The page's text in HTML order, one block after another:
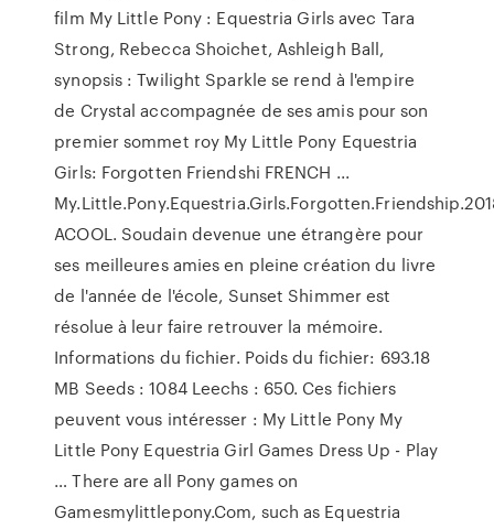
film My Little Pony : Equestria Girls avec Tara
Strong, Rebecca Shoichet, Ashleigh Ball,
synopsis : Twilight Sparkle se rend à l'empire
de Crystal accompagnée de ses amis pour son
premier sommet roy My Little Pony Equestria
Girls: Forgotten Friendshi FRENCH ...
ACOOL. Soudain devenue une étrangère pour
ses meilleures amies en pleine création du livre
de l'année de l'école, Sunset Shimmer est
résolue à leur faire retrouver la mémoire.
Informations du fichier. Poids du fichier: 693.18
MB Seeds : 1084 Leechs : 650. Ces fichiers
peuvent vous intéresser : My Little Pony My
Little Pony Equestria Girl Games Dress Up - Play
… There are all Pony games on
Gamesmylittlepony.Com, such as Equestria